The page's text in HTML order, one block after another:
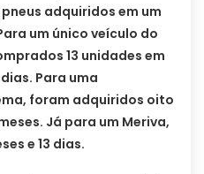
adquiridos em um
um único veículo do
13 unidades em
Para uma
foram adquiridos oito
Já para um Meriva,
e 13 dias.